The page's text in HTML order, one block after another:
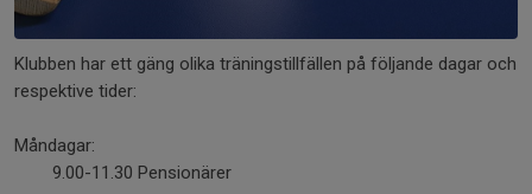
Klubben har ett gäng olika träningstillfällen på följande dagar och
respektive tider:
Måndagar:
9.00-11.30 Pensionärer